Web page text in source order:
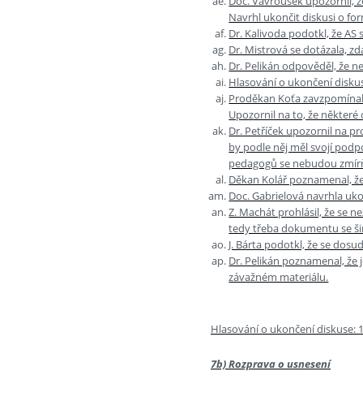
Navrhl ukončit diskusi o
Dr. Kalivoda podotkl, že
Dr. Mistrová se dotázala,
Dr. Pelikán odpověděl, že
Hlasování o ukončení
Proděkan Koťa
Upozornil na to, že
Dr. Petříček upozornil na
by podle něj měl svojí
pedagogů se nebudou
Děkan Kolář poznamenal,
Doc. Gabrielová navrhla
Z. Machát prohlásil, že se
tedy třeba dokumentu se
J. Bárta podotkl, že se
Dr. Pelikán poznamenal,
závažném materiálu.
Hlasování o ukončení diskuse:
7b) Rozprava o usnesení